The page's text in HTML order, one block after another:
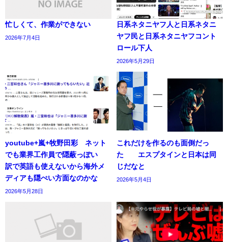
忙しくて、作業ができない
2026年7月4日
日系ネタニヤフ人と日系ネタニ
ヤフ民と日系ネタニヤフコント
ロール下人
2026年5月29日
youtube+嵐+牧野田彩 ネット
でも業界工作員で隠蔽っぽい
訳で英語も使えないから海外メ
ディアも隠ぺい方面なのかな
2026年5月28日
これだけを作るのも面倒だっ
た エスプタインと日本は同
じだなと
2026年5月4日